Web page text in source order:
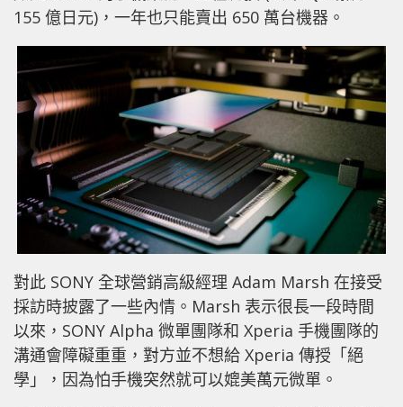
155 億日元)，一年也只能賣出 650 萬台機器。
對此 SONY 全球營銷高級經理 Adam Marsh 在接受
採訪時披露了一些內情。Marsh 表示很長一段時間
以來，SONY Alpha 微單團隊和 Xperia 手機團隊的
溝通會障礙重重，對方並不想給 Xperia 傳授「絕
學」，因為怕手機突然就可以媲美萬元微單。